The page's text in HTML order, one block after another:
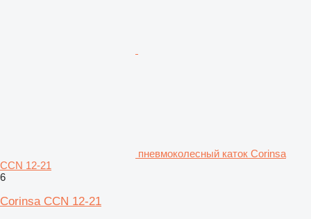
пневмоколесный каток Corinsa
CCN 12-21
6
Corinsa CCN 12-21